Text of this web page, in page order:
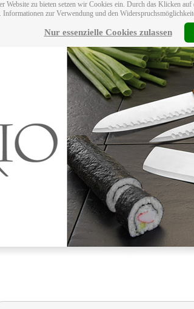
Website zu bieten setzen wir Cookies ein. Durch das Klicken
Informationen zur Verwendung und den
Nur essenzielle Cookies zulassen